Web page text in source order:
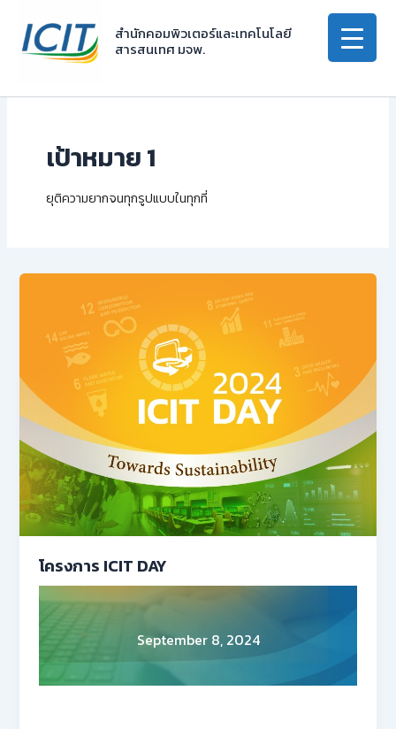
content
สำนักคอมพิวเตอร์และเทคโนโลยี
สารสนเทศ มจพ.
เป้าหมาย 1
ยุติความยากจนทุกรูปแบบในทุกที่
โครงการ ICIT DAY
September 8, 2024